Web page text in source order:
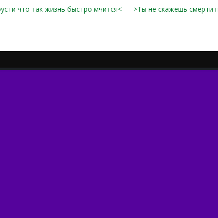
что так жизнь быстро мчится<
>Ты не скажешь смерти